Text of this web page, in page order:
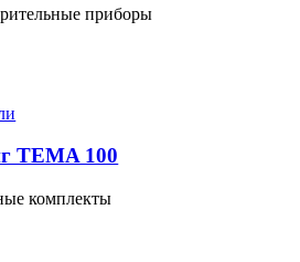
приборы
TEMA 100
комплекты